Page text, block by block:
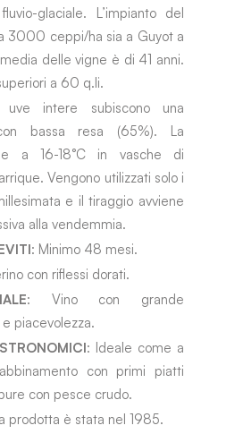
glaciale. L’impianto del
3000 ceppi/ha sia a Guyot a
delle vigne è di 41 anni.
a 60 q.li.
intere subiscono una
bassa resa (65%). La
a 16-18°C in vasche di
Vengono utilizzati solo i
e il tiraggio avviene
alla vendemmia.
: Minimo 48 mesi.
con riflessi dorati.
: Vino con grande
piacevolezza.
: Ideale come a
con primi piatti
con pesce crudo.
prodotta è stata nel 1985.